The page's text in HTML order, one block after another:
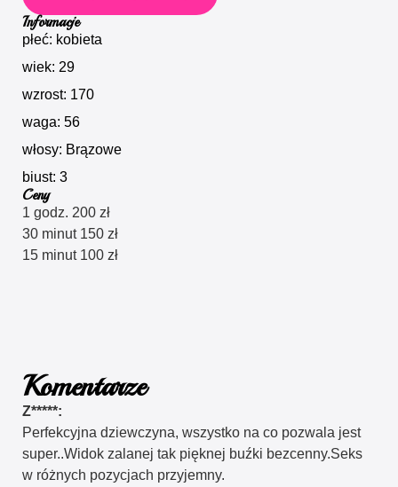
Informacje
płeć: kobieta
wiek: 29
wzrost: 170
waga: 56
włosy: Brązowe
biust: 3
Ceny
1 godz. 200 zł
30 minut 150 zł
15 minut 100 zł
Komentarze
Z*****:
Perfekcyjna dziewczyna, wszystko na co pozwala jest
super..Widok zalanej tak pięknej buźki bezcenny.Seks
w różnych pozycjach przyjemny.